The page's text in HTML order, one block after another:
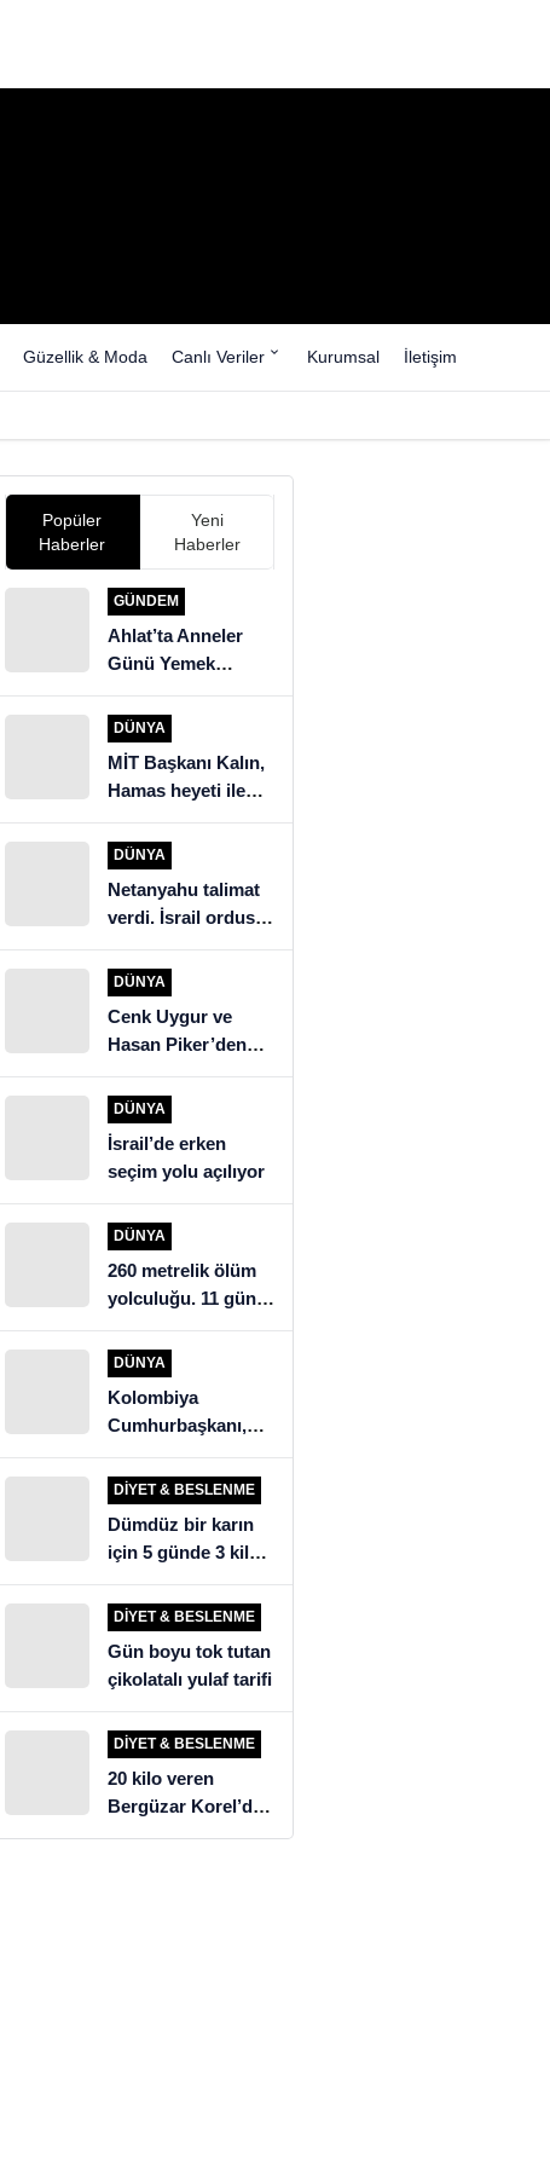
Güzellik & Moda Canlı Veriler Kurumsal İletişim
Popüler
Haberler
Yeni
Haberler
GÜNDEM
Ahlat’ta Anneler
Günü Yemek
Yarışması
DÜNYA
MİT Başkanı Kalın,
Hamas heyeti ile
görüştü
DÜNYA
Netanyahu talimat
verdi. İsrail ordusu
Beyrut’un güneyine
saldırıyor
DÜNYA
Cenk Uygur ve
Hasan Piker’den
İngiltere
açıklaması: “İsrail’i
eleştirdik, ülkeye
alınmadık”
DÜNYA
İsrail’de erken
seçim yolu açılıyor
DÜNYA
260 metrelik ölüm
yolculuğu. 11 gün
mağarada kalan
köylüler kurtarma
ekiplerini şoke etti
DÜNYA
Kolombiya
Cumhurbaşkanı,
seçim sonuçlarını
tanımadığını ilan
etti
DIYET & BESLENME
Dümdüz bir karın
için 5 günde 3 kilo
verdiren detoks
tarifi!
DIYET & BESLENME
Gün boyu tok tutan
çikolatalı yulaf tarifi
DIYET & BESLENME
20 kilo veren
Bergüzar Korel’den
üzen diyet itirafı!